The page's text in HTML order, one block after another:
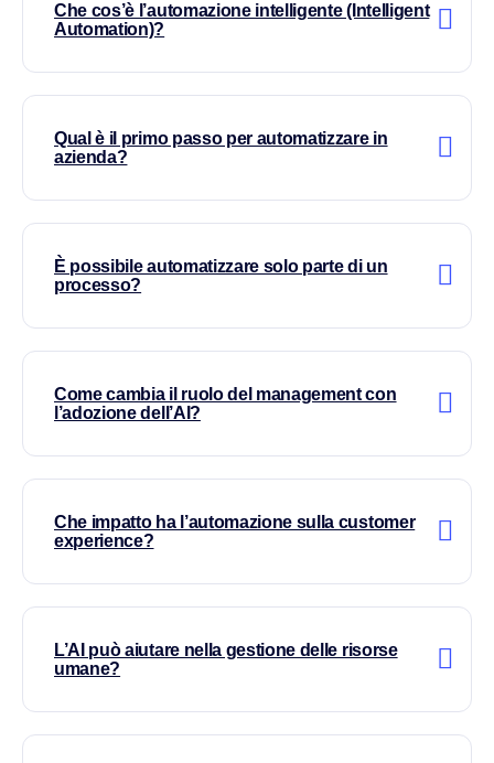
Che cos’è l’automazione intelligente (Intelligent
Automation)?
Qual è il primo passo per automatizzare in
azienda?
È possibile automatizzare solo parte di un
processo?
Come cambia il ruolo del management con
l’adozione dell’AI?
Che impatto ha l’automazione sulla customer
experience?
L’AI può aiutare nella gestione delle risorse
umane?